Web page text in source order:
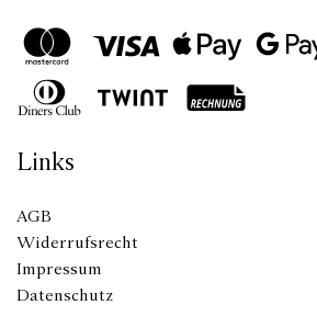
Links
AGB
Widerrufsrecht
Impressum
Datenschutz